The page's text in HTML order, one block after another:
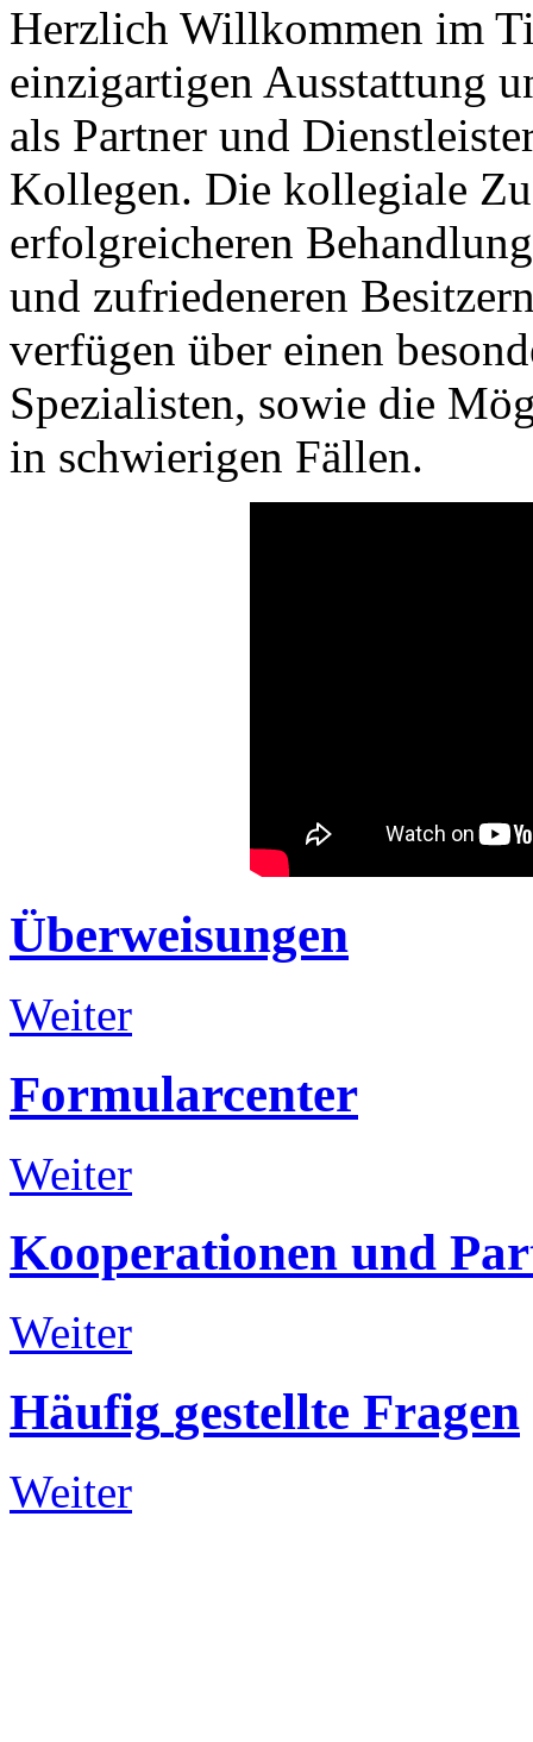
Herzlich Willkommen im
einzigartigen Ausstattung
als Partner und
Kollegen. Die kollegiale
erfolgreicheren
und zufriedeneren
verfügen über einen
Spezialisten, sowie die
in schwierigen Fällen.
Überweisungen
Weiter
Formularcenter
Weiter
Kooperationen und
Weiter
Häufig gestellte Fragen
Weiter